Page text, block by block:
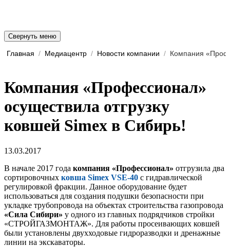
Свернуть меню
Главная / Медиацентр / Новости компании /
Компания «Профессионал»
осуществила отгрузку
ковшей Simex в Сибирь!
13.03.2017
В начале 2017 года компания «Профессионал» отгрузила два
сортировочных ковша Simex VSE-40 с гидравлической
регулировкой фракции. Данное оборудование будет
использоваться для создания подушки безопасности при
укладке трубопровода на объектах строительства газопровода
«Сила Сибири» у одного из главных подрядчиков стройки
«СТРОЙГАЗМОНТАЖ». Для работы просеивающих ковшей
были установлены двухходовые гидроразводки и дренажные
линии на экскаваторы.